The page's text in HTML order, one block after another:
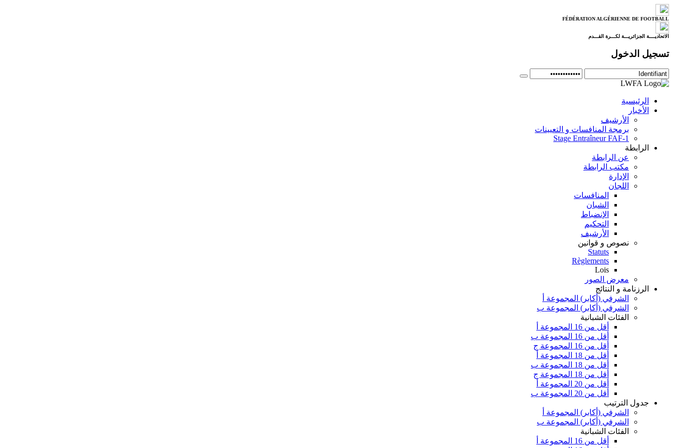
FÉDÉRATION ALGÉRIENNE DE FOOTBALL
الاتحاديــــة الجزائريـــة لكـــرة القـــدم
تسجيل الدخول
الرئيسية
الأخبار
الأرشيف
برمجة المنافسات و التعيينات
Stage Entraîneur FAF-1
الرابطة
عن الرابطة
مكتب الرابطة
الإدارة
اللجان
المنافسات
الشبان
الإنضباط
التحكيم
الأرشيف
نصوص و قوانين
Statuts
Règlements
Lois
معرض الصور
الرزنامة و النتائج
الشرفي (أكابر) المجموعة أ
الشرفي (أكابر) المجموعة ب
الفئات الشبانية
أقل من 16 المجموعة أ
أقل من 16 المجموعة ب
أقل من 16 المجموعة ج
أقل من 18 المجموعة أ
أقل من 18 المجموعة ب
أقل من 18 المجموعة ج
أقل من 20 المجموعة أ
أقل من 20 المجموعة ب
جدول الترتيب
الشرفي (أكابر) المجموعة أ
الشرفي (أكابر) المجموعة ب
الفئات الشبانية
أقل من 16 المجموعة أ